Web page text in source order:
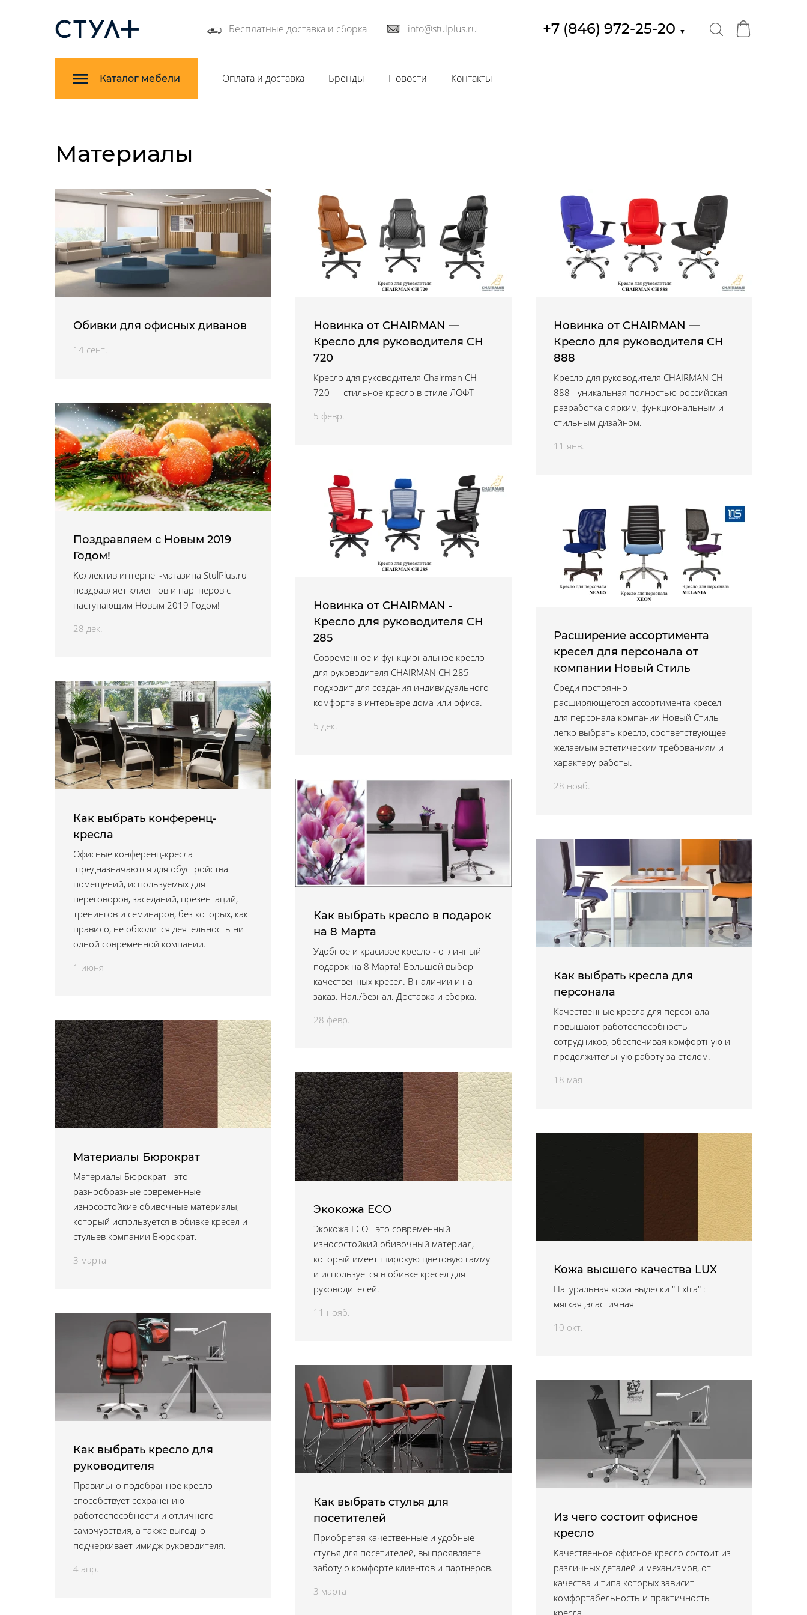
Бесплатные доставка и сборка info@stulplus.ru +7 (846) 972-25-20 ▼
Каталог мебели Оплата и доставка Бренды Новости Контакты
Материалы
Обивки для офисных диванов
14 сент.
Новинка от CHAIRMAN —
Кресло для руководителя CH
720
Кресло для руководителя Chairman CH
720 — стильное кресло в стиле ЛОФТ
5 февр.
Новинка от CHAIRMAN —
Кресло для руководителя CH
888
Кресло для руководителя CHAIRMAN CH
888 - уникальная полностью российская
разработка с ярким, функциональным и
стильным дизайном.
11 янв.
Поздравляем с Новым 2019
Годом!
Коллектив интернет-магазина StulPlus.ru
поздравляет клиентов и партнеров с
наступающим Новым 2019 Годом!
28 дек.
Новинка от CHAIRMAN -
Кресло для руководителя CH
285
Современное и функциональное кресло
для руководителя CHAIRMAN CH 285
подходит для создания индивидуального
комфорта в интерьере дома или офиса.
5 дек.
Расширение ассортимента
кресел для персонала от
компании Новый Стиль
Среди постоянно
расширяющегося ассортимента кресел
для персонала компании Новый Стиль
легко выбрать кресло, соответствующее
желаемым эстетическим требованиям и
характеру работы.
28 нояб.
Как выбрать конференц-
кресла
Офисные конференц-кресла
предназначаются для обустройства
помещений, используемых для
переговоров, заседаний, презентаций,
тренингов и семинаров, без которых, как
правило, не обходится деятельность ни
одной современной компании.
1 июня
Как выбрать кресло в подарок
на 8 Марта
Удобное и красивое кресло - отличный
подарок на 8 Марта! Большой выбор
качественных кресел. В наличии и на
заказ. Нал./безнал. Доставка и сборка.
28 февр.
Как выбрать кресла для
персонала
Качественные кресла для персонала
повышают работоспособность
сотрудников, обеспечивая комфортную и
продолжительную работу за столом.
18 мая
Материалы Бюрократ
Материалы Бюрократ - это
разнообразные современные
износостойкие обивочные материалы,
который используется в обивке кресел и
стульев компании Бюрократ.
3 марта
Экокожа ECO
Экокожа ECO - это современный
износостойкий обивочный материал,
который имеет широкую цветовую гамму
и используется в обивке кресел для
руководителей.
11 нояб.
Кожа высшего качества LUX
Натуральная кожа выделки " Extra" :
мягкая ,эластичная
10 окт.
Как выбрать кресло для
руководителя
Правильно подобранное кресло
способствует сохранению
работоспособности и отличного
самочувствия, а также выгодно
подчеркивает имидж руководителя.
4 апр.
Как выбрать cтулья для
посетителей
Приобретая качественные и удобные
стулья для посетителей, вы проявляете
заботу о комфорте клиентов и партнеров.
3 марта
Из чего состоит офисное
кресло
Качественное офисное кресло состоит из
различных деталей и механизмов, от
качества и типа которых зависит
комфортабельность и практичность
кресла.